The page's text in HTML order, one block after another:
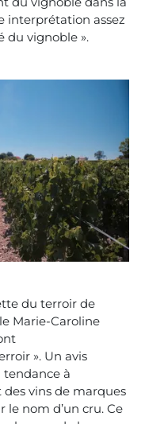
interprétation assez
du vignoble ».
du terroir de
Marie-Caroline
». Un avis
tendance à
vins de marques
le nom d’un cru. Ce